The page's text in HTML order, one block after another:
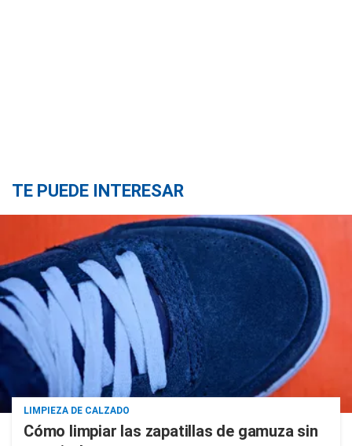
TE PUEDE INTERESAR
LIMPIEZA DE CALZADO
Cómo limpiar las zapatillas de gamuza sin